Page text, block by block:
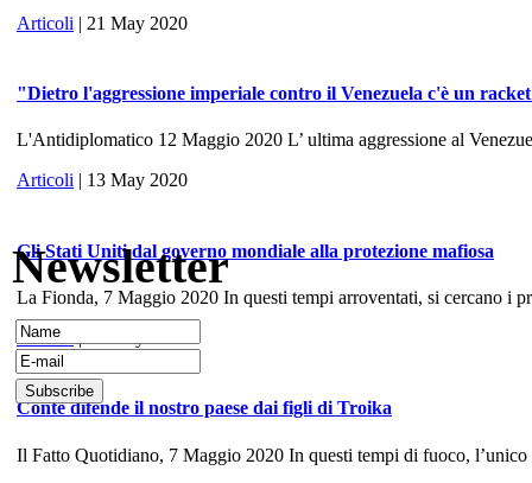
Articoli | 21 May 2020
"Dietro l'aggressione imperiale contro il Venezuela c'è un
L'Antidiplomatico 12 Maggio 2020 L’ ultima aggressione al
Articoli | 13 May 2020
Gli Stati Uniti dal governo mondiale alla protezione mafiosa
La Fionda, 7 Maggio 2020 In questi tempi arroventati, si cercano i
Articoli
Conte difende il nostro paese dai figli di Troika
Il Fatto Quotidiano, 7 Maggio 2020 In questi tempi di fuoco,
Newsletter